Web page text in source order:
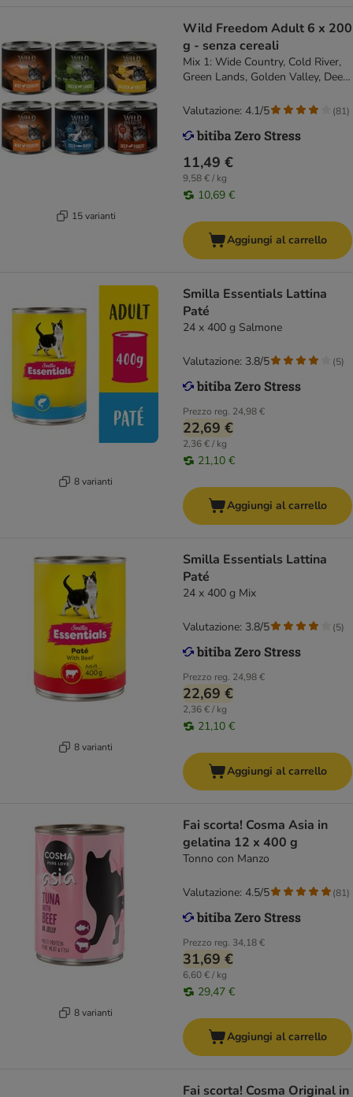
15 varianti
Wild Freedom Adult 6 x 200
g - senza cereali
Mix 1: Wide Country, Cold River,
Green Lands, Golden Valley, Deep
11,49 €
9,58 € / kg
10,69 €
Valutazione: 4.1/5 (81)
Aggiungi al carrello
8 varianti
Smilla Essentials Lattina
Paté
24 x 400 g Salmone
Prezzo reg. 24,98 €
22,69 €
2,36 € / kg
21,10 €
Valutazione: 3.8/5 (5)
Aggiungi al carrello
8 varianti
Smilla Essentials Lattina
Paté
24 x 400 g Mix
Prezzo reg. 24,98 €
22,69 €
2,36 € / kg
21,10 €
Valutazione: 3.8/5 (5)
Aggiungi al carrello
8 varianti
Fai scorta! Cosma Asia in
gelatina 12 x 400 g
Tonno con Manzo
Prezzo reg. 34,18 €
31,69 €
6,60 € / kg
29,47 €
Valutazione: 4.5/5 (81)
Aggiungi al carrello
Fai scorta! Cosma Original in